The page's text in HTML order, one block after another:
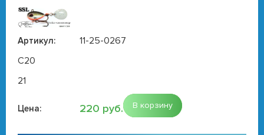
Артикул:
11-25-0267
C20
21
Цена: 220 руб. В корзину